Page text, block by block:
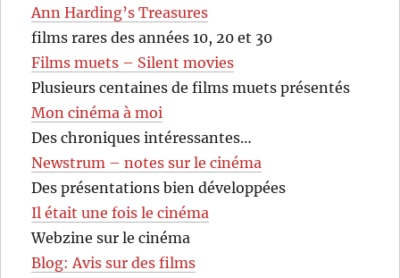
Ann Harding’s Treasures
films rares des années 10, 20 et 30
Films muets – Silent movies
Plusieurs centaines de films muets présentés
Mon cinéma à moi
Des chroniques intéressantes…
Newstrum – notes sur le cinéma
Des présentations bien développées
Il était une fois le cinéma
Webzine sur le cinéma
Blog: Avis sur des films